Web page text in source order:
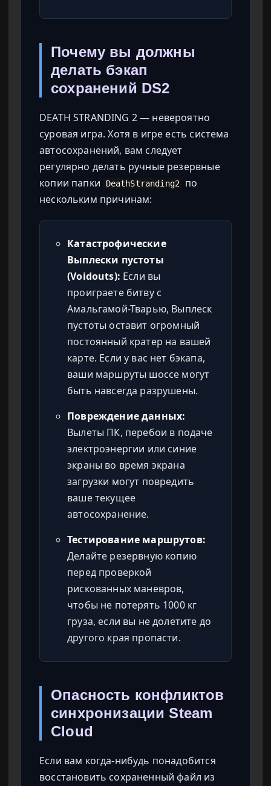
Почему вы должны
делать бэкап
сохранений DS2
DEATH STRANDING 2 — невероятно
суровая игра. Хотя в игре есть система
автосохранений, вам следует
регулярно делать ручные резервные
копии папки
DeathStranding2
по
нескольким причинам:
Катастрофические
Выплески пустоты
(Voidouts): Если вы
проиграете битву с
Амальгамой-Тварью, Выплеск
пустоты оставит огромный
постоянный кратер на вашей
карте. Если у вас нет бэкапа,
ваши маршруты шоссе могут
быть навсегда разрушены.
Повреждение данных:
Вылеты ПК, перебои в подаче
электроэнергии или синие
экраны во время экрана
загрузки могут повредить
ваше текущее
автосохранение.
Тестирование маршрутов:
Делайте резервную копию
перед проверкой
рискованных маневров,
чтобы не потерять 1000 кг
груза, если вы не долетите до
другого края пропасти.
Опасность конфликтов
синхронизации Steam
Cloud
Если вам когда-нибудь понадобится
восстановить сохраненный файл из